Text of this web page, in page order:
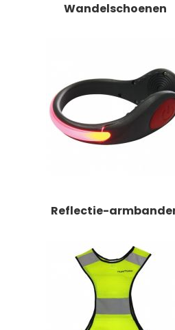
Wandelschoenen
Reflectie-